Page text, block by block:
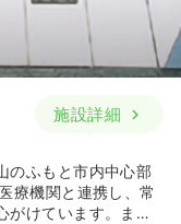
施設詳細
のふもと市内中心部
療機関と連携し、常
がけています。ま